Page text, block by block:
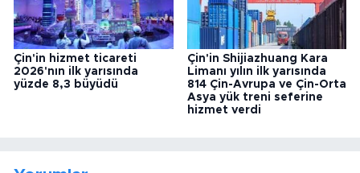
Çin'in hizmet ticareti
2026'nın ilk yarısında
yüzde 8,3 büyüdü
Çin'in Shijiazhuang Kara
Limanı yılın ilk yarısında
814 Çin-Avrupa ve Çin-Orta
Asya yük treni seferine
hizmet verdi